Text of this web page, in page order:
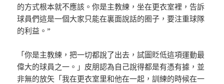
的方式根本就不應該。你是主教練，坐在更衣室裡，告訴
球員們這是一個大家只能在裏面說話的圈子，要注重球隊
的利益。”
「你是主教練，把一切都說了出去，試圖貶低這項運動最
偉大的球員之一。」皮朋認為自己說得都是有憑有據，並
非無的放矢「我在更衣室里和他在一起，訓練的時候在一